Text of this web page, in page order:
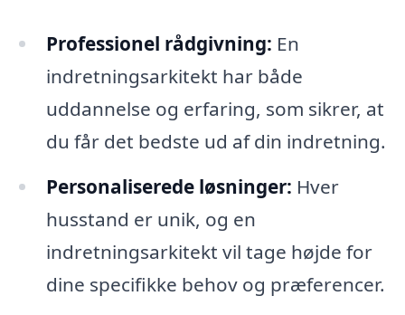
Professionel rådgivning: En
indretningsarkitekt har både
uddannelse og erfaring, som sikrer, at
du får det bedste ud af din indretning.
Personaliserede løsninger: Hver
husstand er unik, og en
indretningsarkitekt vil tage højde for
dine specifikke behov og præferencer.